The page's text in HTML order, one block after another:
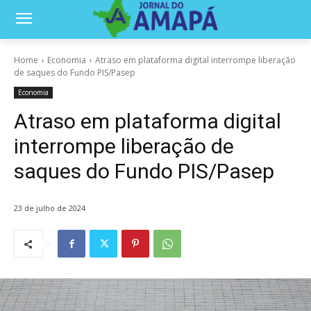
Home Economia
Atraso em plataforma digital interrompe liberação
de saques do Fundo PIS/Pasep
Economia
Atraso em plataforma digital
interrompe liberação de
saques do Fundo PIS/Pasep
23 de julho de 2024